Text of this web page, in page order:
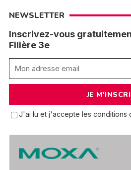
NEWSLETTER
Inscrivez-vous
Filière 3e
J'ai lu et j'accepte les conditions